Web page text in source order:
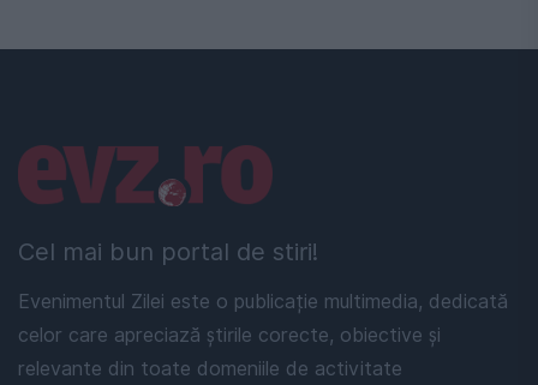
Cel mai bun portal de stiri!
Evenimentul Zilei este o publicație multimedia, dedicată
celor care apreciază știrile corecte, obiective și
relevante din toate domeniile de activitate
Linkuri utile